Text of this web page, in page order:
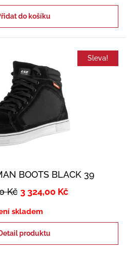
do košíku
Sleva!
BOOTS BLACK 39
Kč 3 324,00 Kč
skladem
Detail produktu